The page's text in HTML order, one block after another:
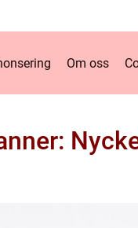
Om oss